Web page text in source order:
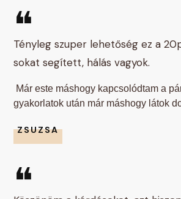
❝
Tényleg szuper lehetőség ez a
sokat segített, hálás vagyok.
Már este máshogy kapcsolódtam a
gyakorlatok után már máshogy látok
ZSUZSA
❝